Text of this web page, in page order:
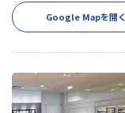
Google Mapを開く